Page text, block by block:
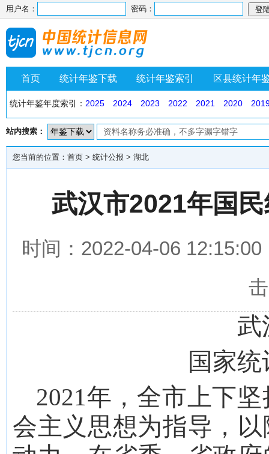
用户名： 密码：
首页 统计年鉴下载 统计年鉴索引 区县统计年
统计年鉴年度索引： 2025 2024 2023 2022 2021 2020
站内搜索：
您当前的位置： 首页 > 统计公报 > 湖北
武汉市2021年国
时间：2022-04-06
武
国家
2021年， 全市上下
会主义思想为指导，